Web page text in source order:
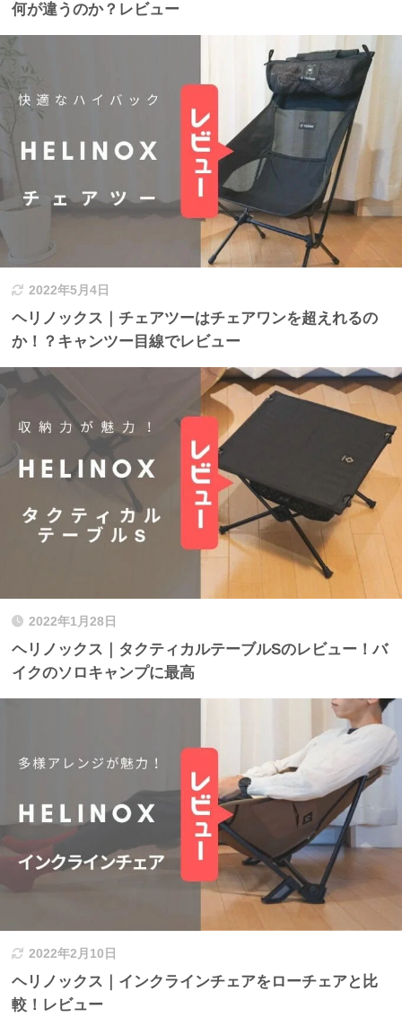
何が違うのか？レビュー
2022年5月4日
ヘリノックス｜チェアツーはチェアワンを超えれるの
か！？キャンツー目線でレビュー
2022年1月28日
ヘリノックス｜タクティカルテーブルSのレビュー！バ
イクのソロキャンプに最高
2022年2月10日
ヘリノックス｜インクラインチェアをローチェアと比
較！レビュー